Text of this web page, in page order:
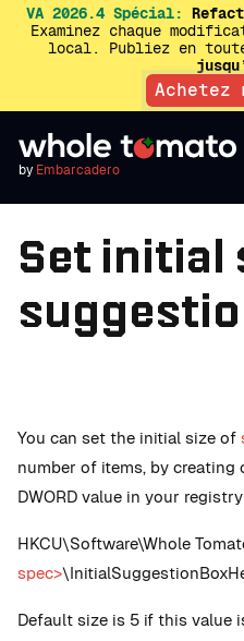
VA 2026.4 Spécial:
Examinez chaque
local. Publiez en
Achetez
by Embarcadero
Set initial
You can set the initial size of
number of items, by
DWORD value in your
HKCU\Software\Whole
spec>
Default size is 5 if this value